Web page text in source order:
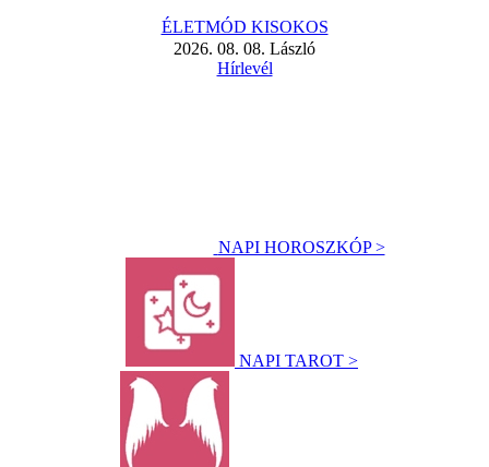
ÉLETMÓD KISOKOS
2026. 08. 08. László
Hírlevél
NAPI HOROSZKÓP >
NAPI TAROT >